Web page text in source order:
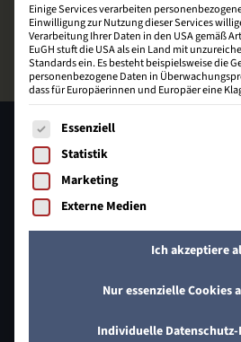
31832 Springe
Einige Services verarbeiten
Einwilligung zur Nutzung dieser Services
Verarbeitung Ihrer Daten in den USA gemäß
EuGH stuft die USA als ein Land mit
Standards ein. Es besteht beispielsweise die
personenbezogene Daten in
dass für Europäerinnen und Europäer eine
Es folgt eine Liste der Service-
Essenziell
Statistik
Marketing
Externe Medien
Ich akzeptiere
Nur essenzielle Cookies
Individuelle